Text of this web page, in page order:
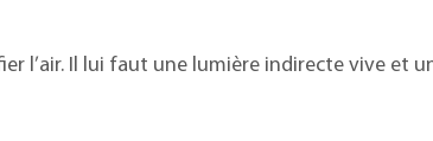
l’air. Il lui faut une lumière indirecte vive et